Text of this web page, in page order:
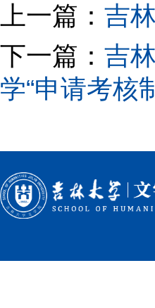
上一篇： 吉
下一篇： 吉
学“申请考核